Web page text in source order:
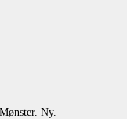
Ny.